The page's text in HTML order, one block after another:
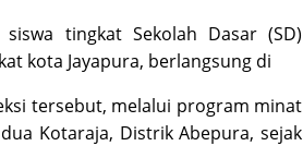
tingkat Sekolah Dasar (SD)
kota Jayapura, berlangsung di
tersebut, melalui program minat
Kotaraja, Distrik Abepura, sejak